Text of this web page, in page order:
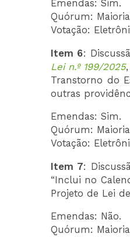
Emendas: Sim.
Quórum:
Votação:
Item 6:
Lei n.º 199/2025
Transtorno do
outras
Emendas: Sim.
Quórum:
Votação:
Item 7:
“Inclui no
Projeto de Lei
Emendas: Não.
Quórum: